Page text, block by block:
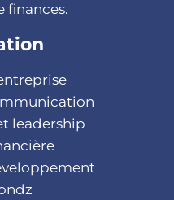
finances.
leadership